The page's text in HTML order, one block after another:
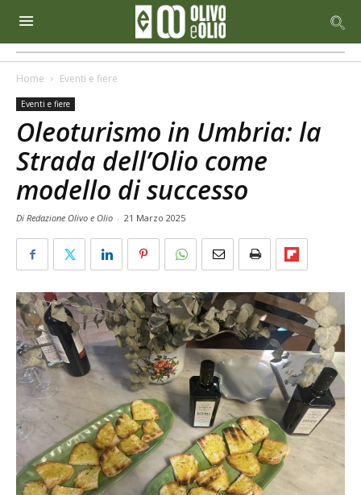
Home Eventi e fiere
Eventi e fiere
Oleoturismo in Umbria: la
Strada dell’Olio come
modello di successo
Di Redazione Olivo e Olio - 21 Marzo 2025